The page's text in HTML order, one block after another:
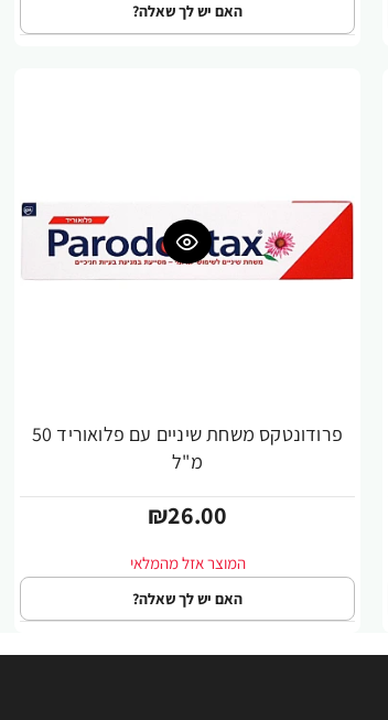
האם יש לך שאלה?
פרודונטקס משחת שיניים עם פלואוריד 50
מ"ל
₪26.00
האם יש לך שאלה?